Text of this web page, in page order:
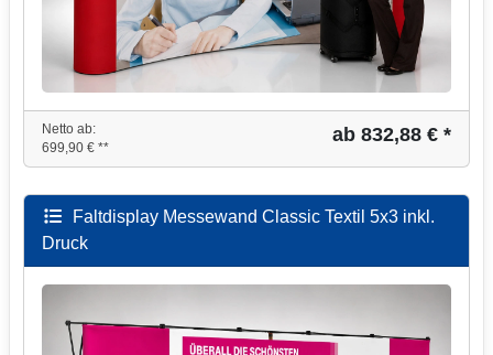
Netto ab:
699,90 € **
ab 832,88 € *
Faltdisplay Messewand Classic Textil 5x3 inkl.
Druck